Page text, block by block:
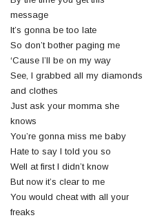
message
It’s gonna be too late
So don’t bother paging me
‘Cause I’ll be on my way
See, I grabbed all my diamonds
and clothes
Just ask your momma she
knows
You’re gonna miss me baby
Hate to say I told you so
Well at first I didn’t know
But now it’s clear to me
You would cheat with all your
freaks